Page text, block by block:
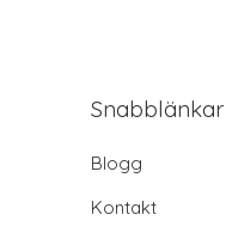
Snabblänkar
Blogg
Kontakt